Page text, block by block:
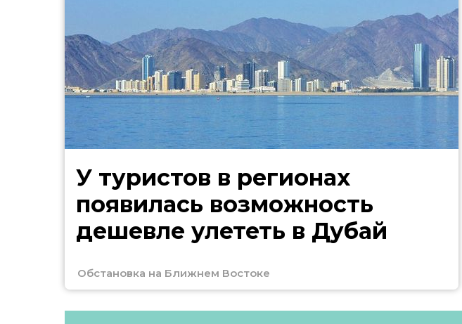
У туристов в регионах
появилась возможность
дешевле улететь в Дубай
Обстановка на Ближнем Востоке